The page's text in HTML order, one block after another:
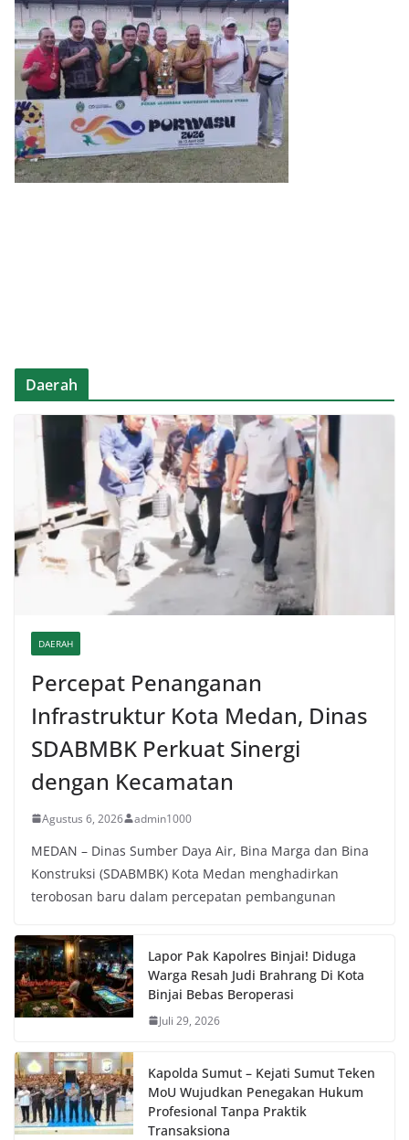
Daerah
DAERAH
Percepat Penanganan
Infrastruktur Kota Medan, Dinas
SDABMBK Perkuat Sinergi
dengan Kecamatan
Agustus 6, 2026 admin1000
MEDAN – Dinas Sumber Daya Air, Bina Marga dan Bina
Konstruksi (SDABMBK) Kota Medan menghadirkan
terobosan baru dalam percepatan pembangunan
Lapor Pak Kapolres Binjai! Diduga
Warga Resah Judi Brahrang Di Kota
Binjai Bebas Beroperasi
Juli 29, 2026
Kapolda Sumut – Kejati Sumut Teken
MoU Wujudkan Penegakan Hukum
Profesional Tanpa Praktik
Transaksiona